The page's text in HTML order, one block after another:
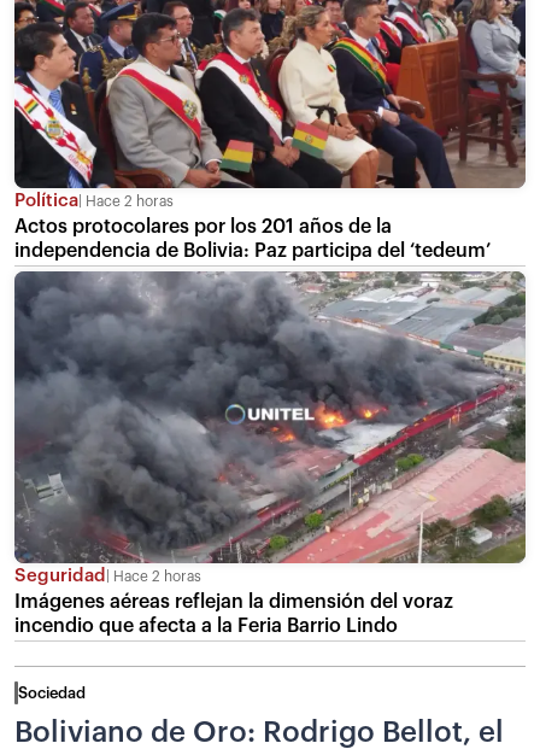
Política Hace 2 horas
Actos protocolares por los 201 años de la
independencia de Bolivia: Paz participa del ‘tedeum’
Seguridad Hace 2 horas
Imágenes aéreas reflejan la dimensión del voraz
incendio que afecta a la Feria Barrio Lindo
Sociedad
Boliviano de Oro: Rodrigo Bellot, el